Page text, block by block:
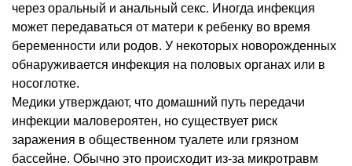
через оральный и анальный секс. Иногда инфекция
может передаваться от матери к ребенку во время
беременности или родов. У некоторых новорожденных
обнаруживается инфекция на половых органах или в
носоглотке.
Медики утверждают, что домашний путь передачи
инфекции маловероятен, но существует риск
заражения в общественном туалете или грязном
бассейне. Обычно это происходит из-за микротравм